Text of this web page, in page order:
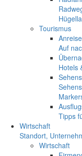
Tourismus
Anreise
Auf
Hotels
Tipps
Wirtschaft
Standort,
Wirtschaft